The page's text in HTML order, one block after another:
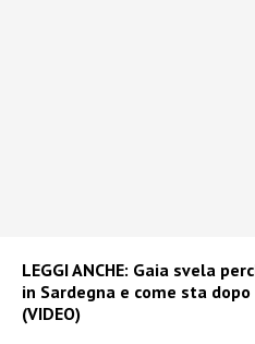
LEGGI ANCHE: Gaia svela
in Sardegna e come sta
(VIDEO)